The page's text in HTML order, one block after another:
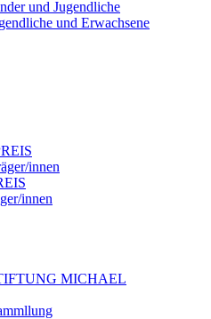
und Jugendliche
und Erwachsene
innen
innen
MICHAEL